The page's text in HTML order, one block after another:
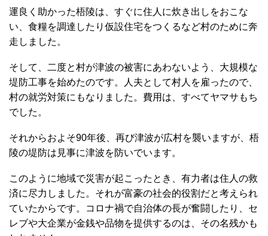
運良く助かった梧陵は、すぐに住人に炊き出しをおこな
い、食糧を調達したり仮設住宅をつくるなど村のために奔
走しました。
そして、二度と村が津波の被害にあわないよう、大規模な
堤防工事を始めたのです。人夫として村人を雇ったので、
村の就労対策にもなりました。費用は、すべてヤマサもち
でした。
それからおよそ90年後、再び津波が広村を襲いますが、梧
陵の堤防は見事に津波を防いでいます。
このように地域で災害が起こったとき、有力者は住人の救
済に尽力しました。それが富豪の社会的役割だと考えられ
ていたからです。コロナ禍で自治体の長が奮闘したり、セ
レブや大企業が金銭や品物を提供するのは、その名残かも